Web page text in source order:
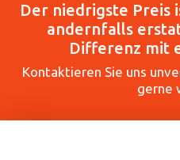
Der niedrigste Preis
andernfalls
Differenz mit
Kontaktieren Sie uns
gerne